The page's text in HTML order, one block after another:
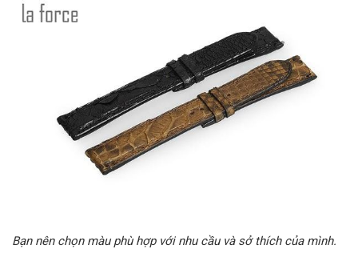
Bạn nên chọn màu phù hợp với nhu cầu và sở thích của mình.